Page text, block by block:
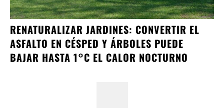
RENATURALIZAR JARDINES: CONVERTIR EL
ASFALTO EN CÉSPED Y ÁRBOLES PUEDE
BAJAR HASTA 1°C EL CALOR NOCTURNO